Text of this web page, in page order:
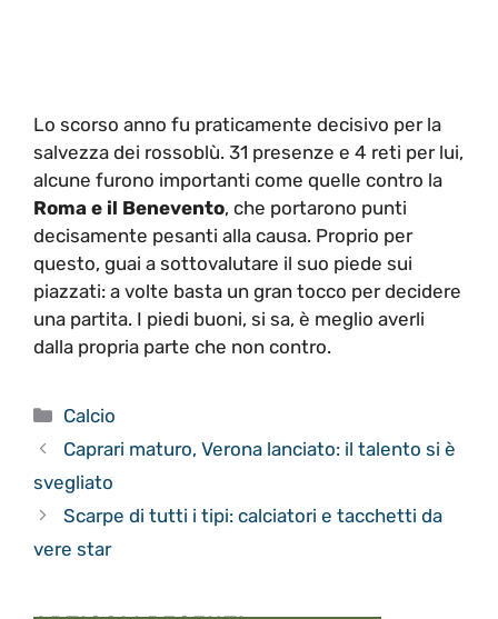
Lo scorso anno fu praticamente decisivo per la
salvezza dei rossoblù. 31 presenze e 4 reti per lui,
alcune furono importanti come quelle contro la
Roma e il Benevento, che portarono punti
decisamente pesanti alla causa. Proprio per
questo, guai a sottovalutare il suo piede sui
piazzati: a volte basta un gran tocco per decidere
una partita. I piedi buoni, si sa, è meglio averli
dalla propria parte che non contro.
Categorie
Calcio
Caprari maturo, Verona lanciato: il talento si è
svegliato
Scarpe di tutti i tipi: calciatori e tacchetti da
vere star